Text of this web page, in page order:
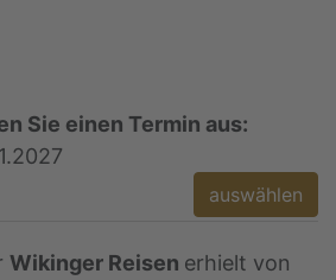
Sie einen Termin aus:
auswählen
Wikinger Reisen erhielt von